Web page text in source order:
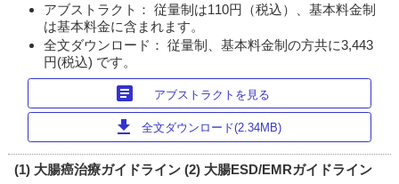
アブストラクト： 従量制は110円（税込）、基本料金制
は基本料金に含まれます。
全文ダウンロード： 従量制、基本料金制の方共に3,443
円(税込) です。
article アブストラクトを見る
download 全文ダウンロード(2.34MB)
(1) 大腸癌治療ガイドライン (2) 大腸ESD/EMRガイドライン